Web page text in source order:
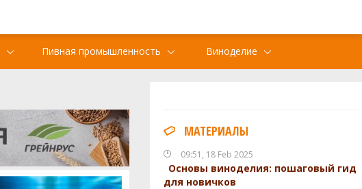
Пивная промышленность Виноделие
МАТЕРИАЛЫ
09:51, 18 Feb 2025
Основы виноделия: пошаговый гид
для новичков